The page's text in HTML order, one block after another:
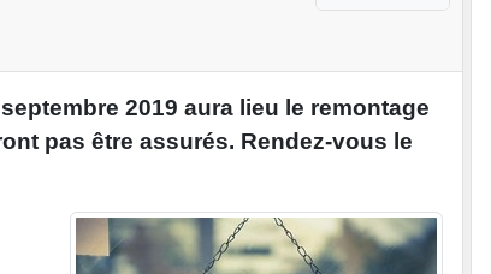
2019 aura lieu le remontage
pas être assurés. Rendez-vous le